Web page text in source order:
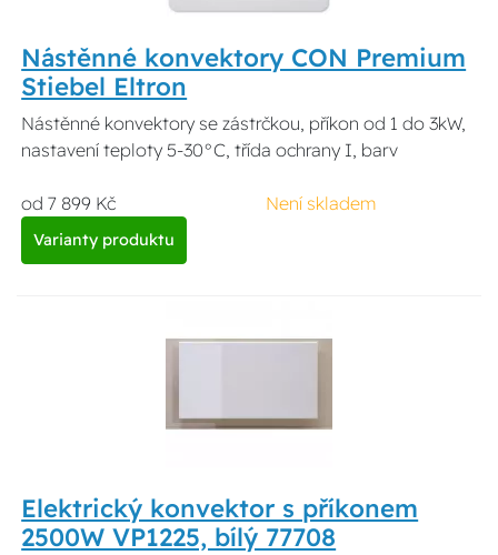
Nástěnné konvektory CON Premium
Stiebel Eltron
Nástěnné konvektory se zástrčkou, příkon od 1 do 3kW,
nastavení teploty 5-30°C, třída ochrany I, barv
od 7 899 Kč Není skladem
Varianty produktu
Elektrický konvektor s příkonem
2500W VP1225, bílý 77708